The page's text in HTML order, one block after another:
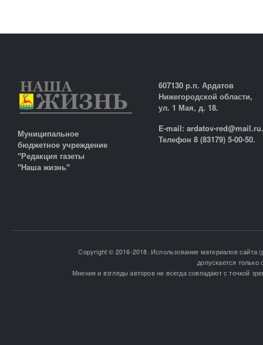
Муниципальное
бюджетное учреждение
"Редакция газеты
"Наша жизнь"
607130 р.п. Ардатов
Нижегородской области,
ул. 1 Мая, д. 18.
E-mail: ardatov-
Телефон 8 (83179) 5-00-50.
Copyright © 2016-2018. Использование материалов сайта
допускается
Мнения и взгляды авторов не всегда совпадают с точкой